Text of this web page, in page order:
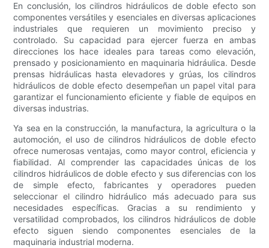
En conclusión, los cilindros hidráulicos de doble efecto son
componentes versátiles y esenciales en diversas aplicaciones
industriales que requieren un movimiento preciso y
controlado. Su capacidad para ejercer fuerza en ambas
direcciones los hace ideales para tareas como elevación,
prensado y posicionamiento en maquinaria hidráulica. Desde
prensas hidráulicas hasta elevadores y grúas, los cilindros
hidráulicos de doble efecto desempeñan un papel vital para
garantizar el funcionamiento eficiente y fiable de equipos en
diversas industrias.
Ya sea en la construcción, la manufactura, la agricultura o la
automoción, el uso de cilindros hidráulicos de doble efecto
ofrece numerosas ventajas, como mayor control, eficiencia y
fiabilidad. Al comprender las capacidades únicas de los
cilindros hidráulicos de doble efecto y sus diferencias con los
de simple efecto, fabricantes y operadores pueden
seleccionar el cilindro hidráulico más adecuado para sus
necesidades específicas. Gracias a su rendimiento y
versatilidad comprobados, los cilindros hidráulicos de doble
efecto siguen siendo componentes esenciales de la
maquinaria industrial moderna.